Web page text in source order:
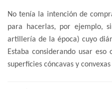
No tenía la intención de
para hacerlas, por ejemplo,
artillería de la época) cuyo
Estaba considerando usar
superficies cóncavas y